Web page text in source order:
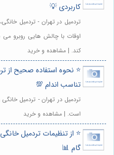
کاربردی 💡
تردمیل در تهران - تردمیل
اوقات با چالش هایی روبرو
کند. | مشاهده و خرید
⭐️ نحوه استفاده صحیح از
تناسب اندام 💯
تردمیل در تهران - تردمیل
است. | مشاهده و خرید
⭐️ از تنظیمات تردمیل
گام 📊